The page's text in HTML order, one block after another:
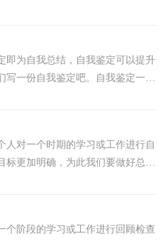
性认识上来，让...
即为自我总结，自我鉴定可以提升
写一份自我鉴定吧。自我鉴定一般
学生自我鉴定，仅供...
人对一个时期的学习或工作进行自
标更加明确，为此我们要做好总
怎么写自我鉴定吗？下...
个阶段的学习或工作进行回顾检查